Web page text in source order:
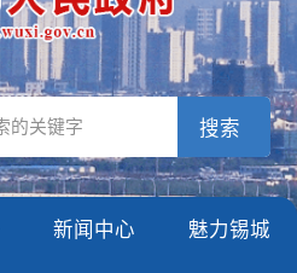
新闻中心 魅力锡城